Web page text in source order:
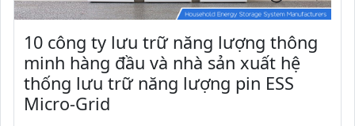
10 công ty lưu trữ năng lượng thông
minh hàng đầu và nhà sản xuất hệ
thống lưu trữ năng lượng pin ESS
Micro-Grid